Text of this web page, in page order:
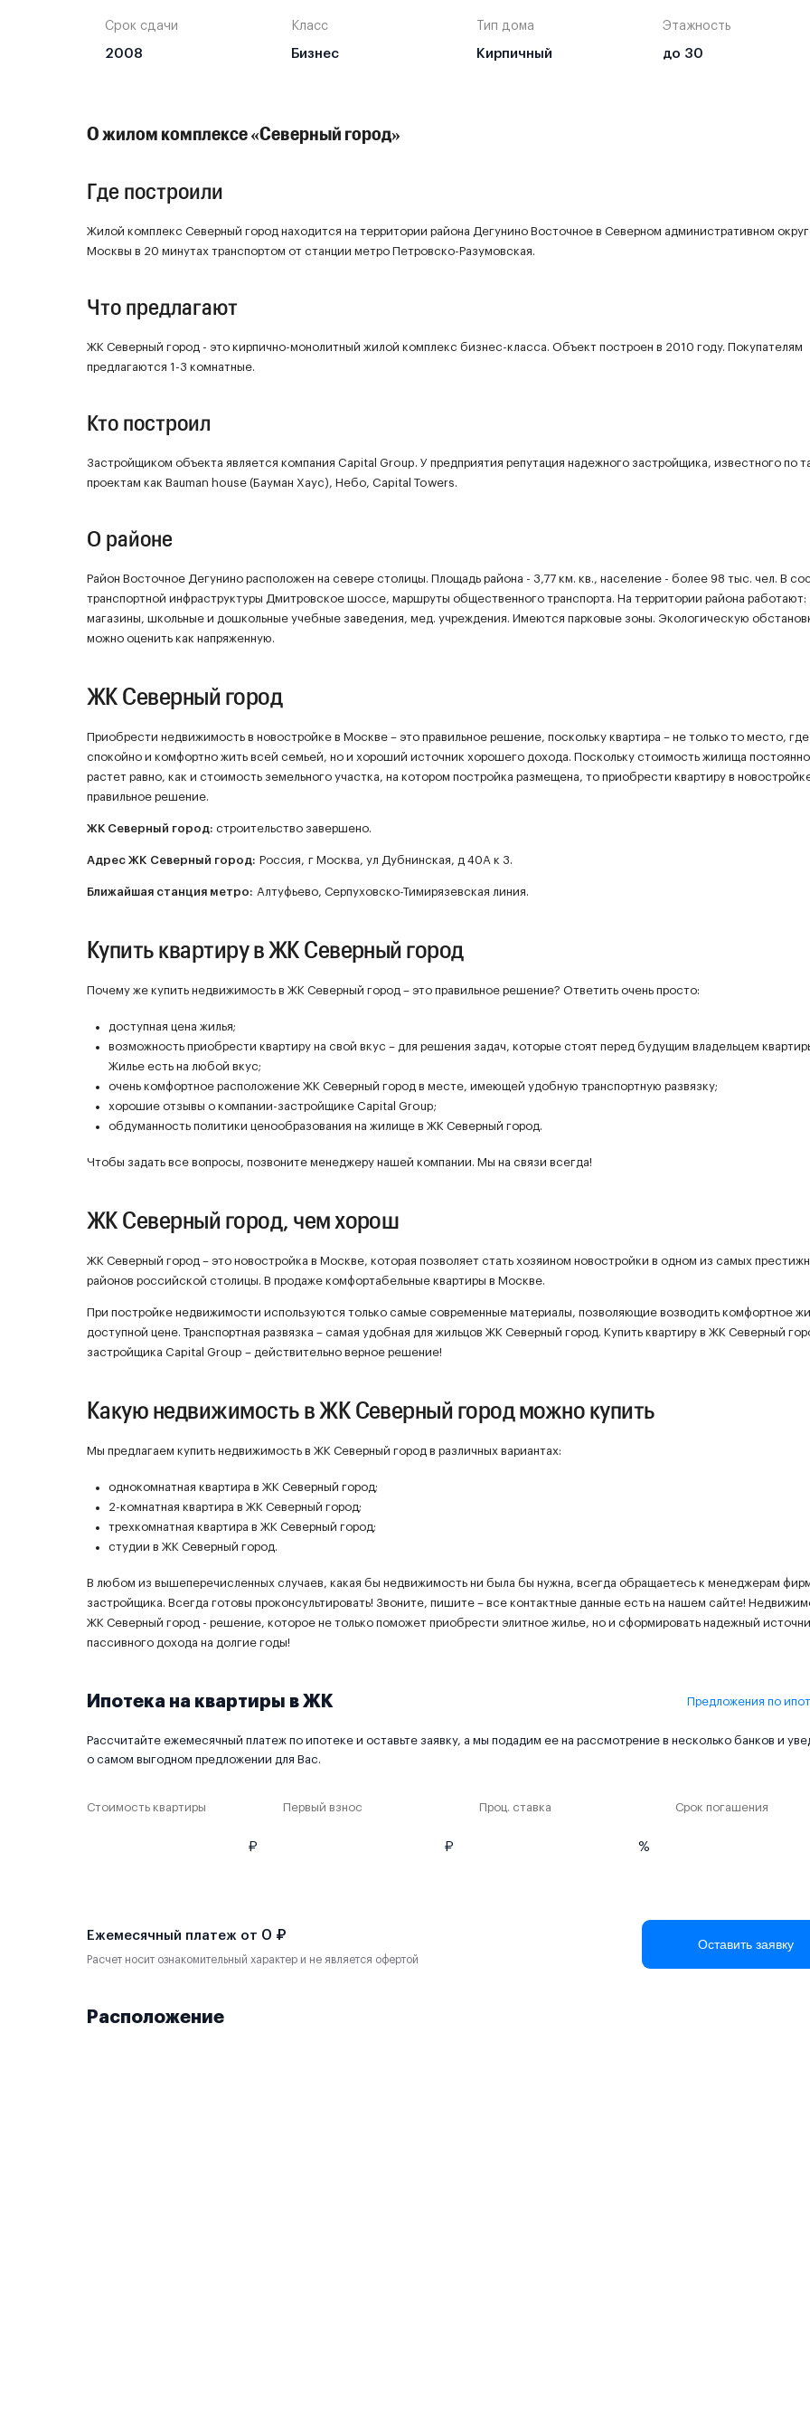
Срок сдачи
2008
Класс
Бизнес
Тип дома
Кирпичный
Этажность
до 30
О жилом комплексе «Северный город»
Где построили
Жилой комплекс Северный город находится на территории района Дегунино Восточное в Северном административном
Москвы в 20 минутах транспортом от станции метро Петровско-Разумовская.
Что предлагают
ЖК Северный город - это кирпично-монолитный жилой комплекс бизнес-класса. Объект построен в 2010 году. Покупателям
предлагаются 1-3 комнатные.
Кто построил
Застройщиком объекта является компания Capital Group. У предприятия репутация надежного застройщика, известного по
проектам как Bauman house (Бауман Хаус), Небо, Capital Towers.
О районе
Район Восточное Дегунино расположен на севере столицы. Площадь района - 3,77 км. кв., население - более 98 тыс. чел. В
транспортной инфраструктуры Дмитровское шоссе, маршруты общественного транспорта. На территории района работают:
магазины, школьные и дошкольные учебные заведения, мед. учреждения. Имеются парковые зоны. Экологическую
можно оценить как напряженную.
ЖК Северный город
Приобрести недвижимость в новостройке в Москве – это правильное решение, поскольку квартира – не только то место,
спокойно и комфортно жить всей семьей, но и хороший источник хорошего дохода. Поскольку стоимость жилища постоянно
растет равно, как и стоимость земельного участка, на котором постройка размещена, то приобрести квартиру в
правильное решение.
ЖК Северный город: строительство завершено.
Адрес ЖК Северный город: Россия, г Москва, ул Дубнинская, д 40А к 3.
Ближайшая станция метро: Алтуфьево, Серпуховско-Тимирязевская линия.
Купить квартиру в ЖК Северный город
Почему же купить недвижимость в ЖК Северный город – это правильное решение? Ответить очень просто:
доступная цена жилья;
возможность приобрести квартиру на свой вкус – для решения задач, которые стоят перед будущим владельцем
Жилье есть на любой вкус;
очень комфортное расположение ЖК Северный город в месте, имеющей удобную транспортную развязку;
хорошие отзывы о компании-застройщике Capital Group;
обдуманность политики ценообразования на жилище в ЖК Северный город.
Чтобы задать все вопросы, позвоните менеджеру нашей компании. Мы на связи всегда!
ЖК Северный город, чем хорош
ЖК Северный город – это новостройка в Москве, которая позволяет стать хозяином новостройки в одном из самых
районов российской столицы. В продаже комфортабельные квартиры в Москве.
При постройке недвижимости используются только самые современные материалы, позволяющие возводить комфортное
доступной цене. Транспортная развязка – самая удобная для жильцов ЖК Северный город. Купить квартиру в ЖК Северный
застройщика Capital Group – действительно верное решение!
Какую недвижимость в ЖК Северный город можно купить
Мы предлагаем купить недвижимость в ЖК Северный город в различных вариантах:
однокомнатная квартира в ЖК Северный город;
2-комнатная квартира в ЖК Северный город;
трехкомнатная квартира в ЖК Северный город;
студии в ЖК Северный город.
В любом из вышеперечисленных случаев, какая бы недвижимость ни была бы нужна, всегда обращаетесь к менеджерам
застройщика. Всегда готовы проконсультировать! Звоните, пишите – все контактные данные есть на нашем сайте!
ЖК Северный город - решение, которое не только поможет приобрести элитное жилье, но и сформировать надежный
пассивного дохода на долгие годы!
Ипотека на квартиры в ЖК Предложения по
Рассчитайте ежемесячный платеж по ипотеке и оставьте заявку, а мы подадим ее на рассмотрение в несколько банков и
о самом выгодном предложении для Вас.
Стоимость квартиры
₽
Первый взнос
₽
Проц. ставка
%
Срок погашения
Ежемесячный платеж от 0 ₽
Расчет носит ознакомительный характер и не является офертой
Оставить заявку
Расположение